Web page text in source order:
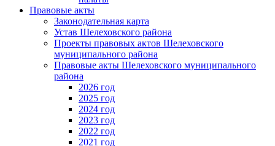
Правовые акты
Законодательная карта
Устав Шелеховского района
Проекты правовых актов Шелеховского
муниципального района
Правовые акты Шелеховского муниципального
района
2026 год
2025 год
2024 год
2023 год
2022 год
2021 год